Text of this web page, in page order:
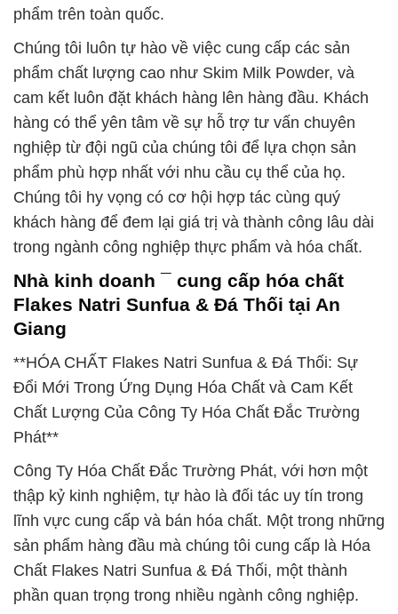
phẩm trên toàn quốc.
Chúng tôi luôn tự hào về việc cung cấp các sản
phẩm chất lượng cao như Skim Milk Powder, và
cam kết luôn đặt khách hàng lên hàng đầu. Khách
hàng có thể yên tâm về sự hỗ trợ tư vấn chuyên
nghiệp từ đội ngũ của chúng tôi để lựa chọn sản
phẩm phù hợp nhất với nhu cầu cụ thể của họ.
Chúng tôi hy vọng có cơ hội hợp tác cùng quý
khách hàng để đem lại giá trị và thành công lâu dài
trong ngành công nghiệp thực phẩm và hóa chất.
Nhà kinh doanh ¯ cung cấp hóa chất
Flakes Natri Sunfua & Đá Thối tại An
Giang
**HÓA CHẤT Flakes Natri Sunfua & Đá Thối: Sự
Đổi Mới Trong Ứng Dụng Hóa Chất và Cam Kết
Chất Lượng Của Công Ty Hóa Chất Đắc Trường
Phát**
Công Ty Hóa Chất Đắc Trường Phát, với hơn một
thập kỷ kinh nghiệm, tự hào là đối tác uy tín trong
lĩnh vực cung cấp và bán hóa chất. Một trong những
sản phẩm hàng đầu mà chúng tôi cung cấp là Hóa
Chất Flakes Natri Sunfua & Đá Thối, một thành
phần quan trọng trong nhiều ngành công nghiệp.